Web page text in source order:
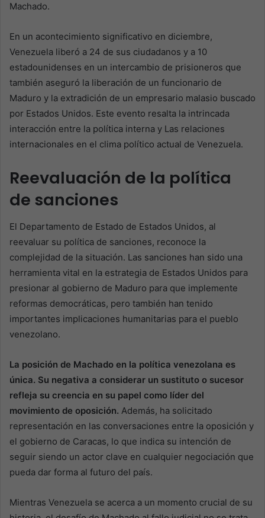
Machado.
En un acontecimiento significativo en diciembre,
Venezuela liberó a 24 de sus ciudadanos y a 10
estadounidenses en un intercambio de prisioneros que
también aseguró la liberación de un funcionario de
Maduro y la extradición de un empresario malasio buscado
por Estados Unidos. Este evento resalta la intrincada
interacción entre la política interna y Las relaciones
internacionales en el clima político actual de Venezuela.
Reevaluación de la política
de sanciones
El Departamento de Estado de Estados Unidos, al
reevaluar su política de sanciones, reconoce la
complejidad de la situación. Las sanciones han sido una
herramienta vital en la estrategia de Estados Unidos para
presionar al gobierno de Maduro para que implemente
reformas democráticas, pero también han tenido
importantes implicaciones humanitarias para el pueblo
venezolano.
La posición de Machado en la política venezolana es
única. Su negativa a considerar un sustituto o sucesor
refleja su creencia en su papel como líder del
movimiento de oposición. Además, ha solicitado
representación en las conversaciones entre la oposición y
el gobierno de Caracas, lo que indica su intención de
seguir siendo un actor clave en cualquier negociación que
pueda dar forma al futuro del país.
Mientras Venezuela se acerca a un momento crucial de su